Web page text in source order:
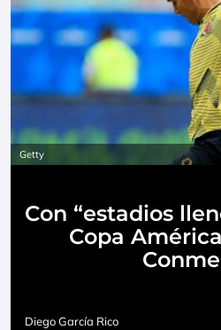
Getty
Con “estadios
Copa
Diego García Rico